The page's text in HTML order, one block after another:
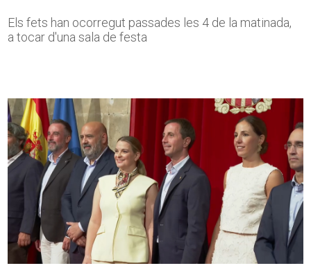
Els fets han ocorregut passades les 4 de la matinada,
a tocar d'una sala de festa